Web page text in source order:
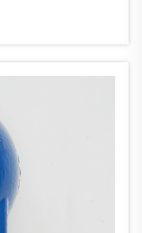
d’installations